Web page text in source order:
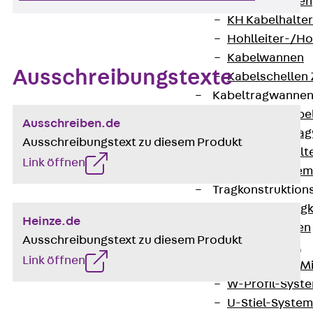
KH Kabelhalter
Hohlleiter-/
Kabelwannen
Kabelschellen
KTW
KBH
Wandkonsolen
Deckenbügel
Zentral- und
W-Profil-
U-Stiel-System
Ausschreibungstexte
Ausschreiben.de
Ausschreibungstext zu diesem Produkt
Link öffnen
Heinze.de
Ausschreibungstext zu diesem Produkt
Link öffnen